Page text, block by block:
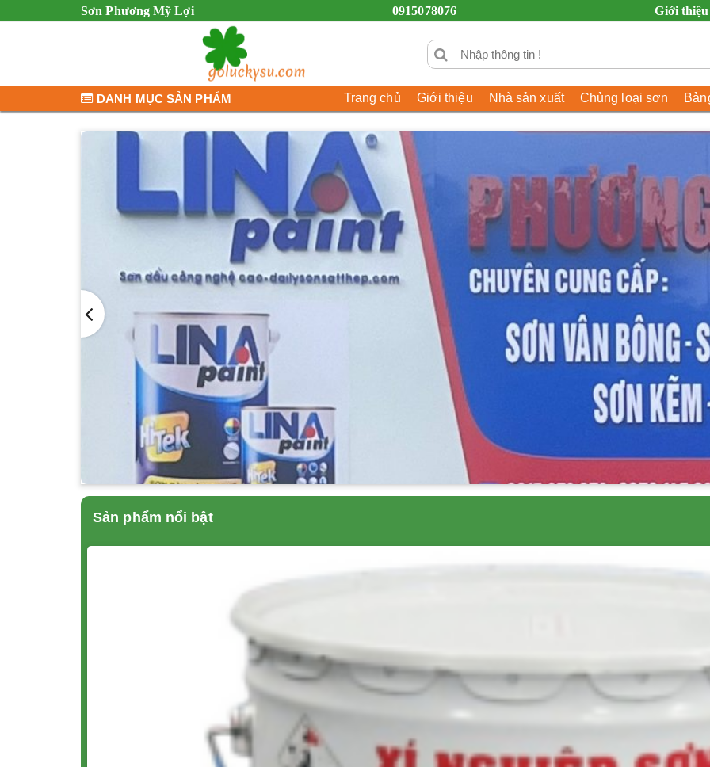
Sơn Phương Mỹ Lợi 0915078076 Giới thiệu
Trang chủ Giới thiệu Nhà sản xuất Chủng loại sơn
DANH MỤC SẢN PHẨM
Sản phẩm nổi bật